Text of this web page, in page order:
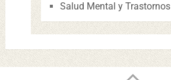
Salud Mental y Trastornos